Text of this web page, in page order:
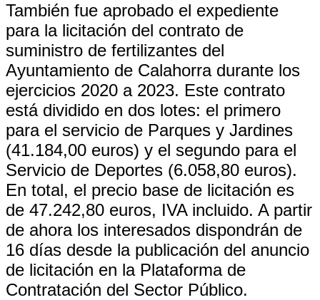
También fue aprobado el expediente
para la licitación del contrato de
suministro de fertilizantes del
Ayuntamiento de Calahorra durante los
ejercicios 2020 a 2023. Este contrato
está dividido en dos lotes: el primero
para el servicio de Parques y Jardines
(41.184,00 euros) y el segundo para el
Servicio de Deportes (6.058,80 euros).
En total, el precio base de licitación es
de 47.242,80 euros, IVA incluido. A partir
de ahora los interesados dispondrán de
16 días desde la publicación del anuncio
de licitación en la Plataforma de
Contratación del Sector Público.